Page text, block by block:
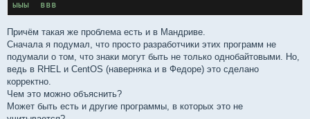
Причём такая же проблема есть и в Мандриве.
Сначала я подумал, что просто разработчики этих программ не
подумали о том, что знаки могут быть не только однобайтовыми. Но,
ведь в RHEL и CentOS (наверняка и в Федоре) это сделано
корректно.
Чем это можно объяснить?
Может быть есть и другие программы, в которых это не